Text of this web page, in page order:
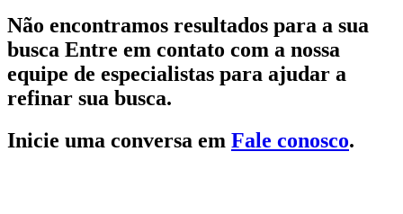
Não encontramos resultados para a sua
busca Entre em contato com a nossa
equipe de especialistas para ajudar a
refinar sua busca.
Inicie uma conversa em Fale conosco.